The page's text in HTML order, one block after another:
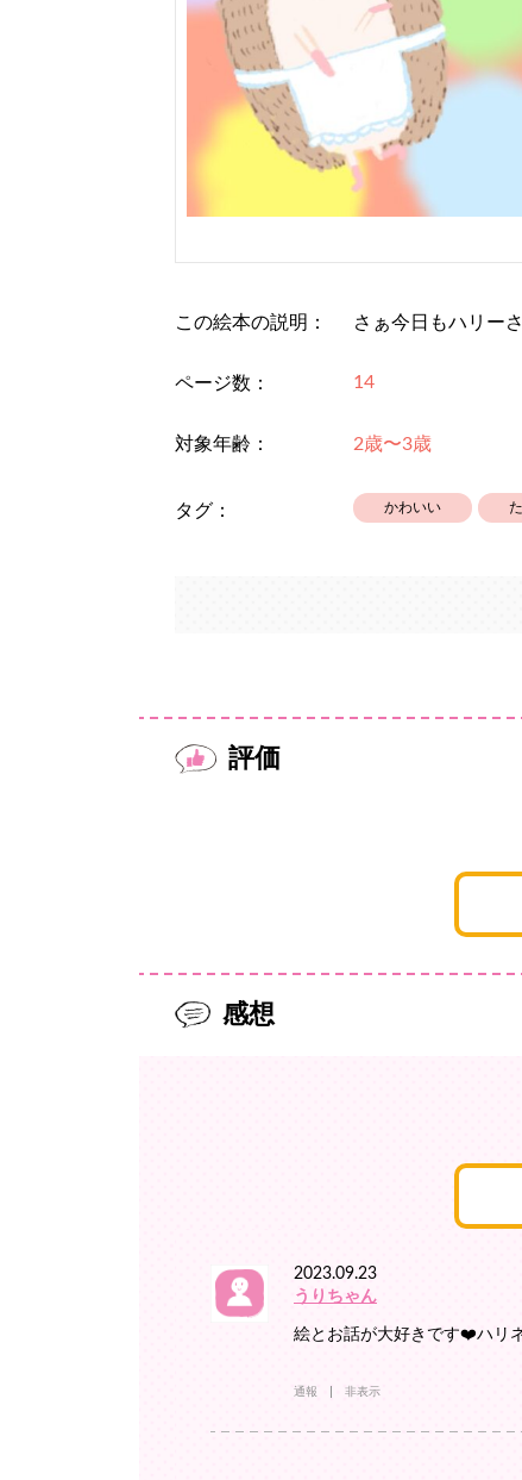
この絵本の説明： さぁ今日もハリー
ページ数： 14
対象年齢： 2歳〜3歳
タグ： かわいい
評価
感想
2023.09.23
うりちゃん
絵とお話が大好きです❤️ハリ
通報 非表示